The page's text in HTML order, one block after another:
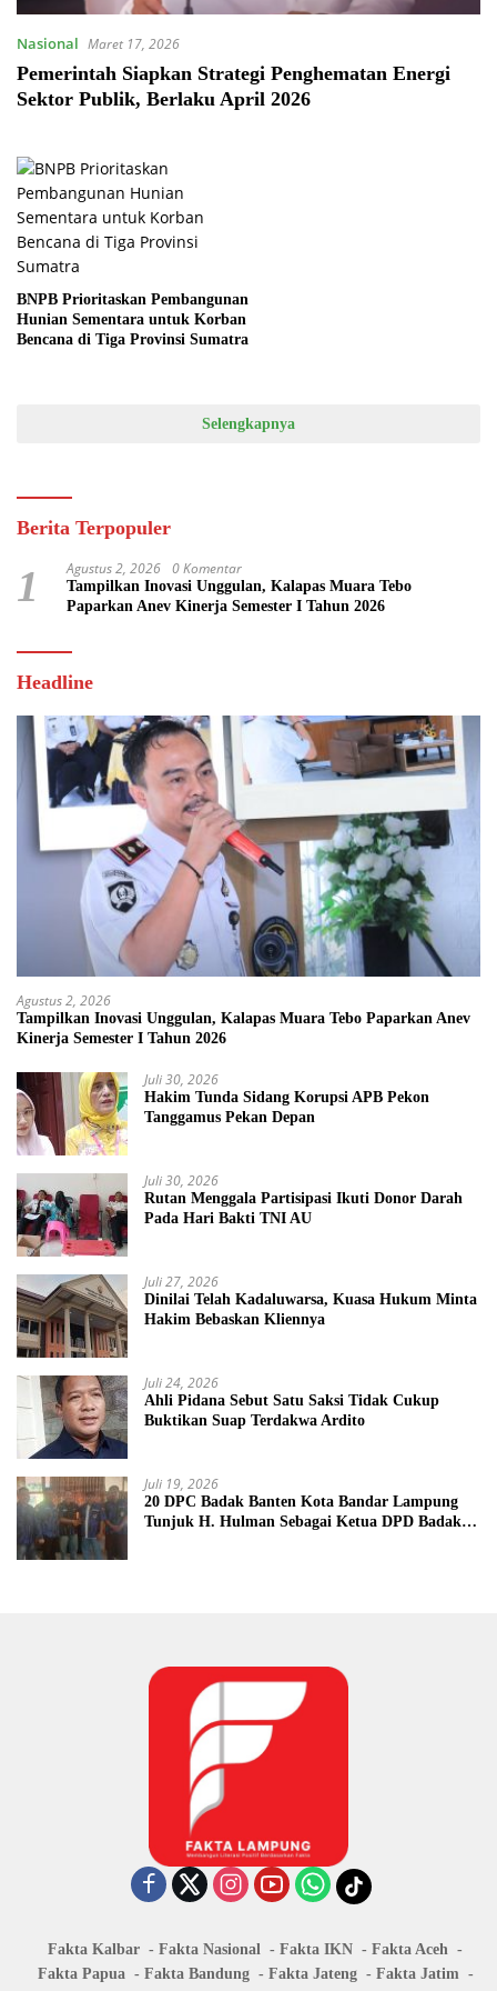
Nasional Maret 17, 2026
Pemerintah Siapkan Strategi Penghematan Energi
Sektor Publik, Berlaku April 2026
BNPB Prioritaskan Pembangunan
Hunian Sementara untuk Korban
Bencana di Tiga Provinsi Sumatra
Selengkapnya
Berita Terpopuler
1 Agustus 2, 2026 0 Komentar
Tampilkan Inovasi Unggulan, Kalapas Muara Tebo
Paparkan Anev Kinerja Semester I Tahun 2026
Headline
Agustus 2, 2026
Tampilkan Inovasi Unggulan, Kalapas Muara Tebo Paparkan Anev
Kinerja Semester I Tahun 2026
Juli 30, 2026
Hakim Tunda Sidang Korupsi APB Pekon
Tanggamus Pekan Depan
Juli 30, 2026
Rutan Menggala Partisipasi Ikuti Donor Darah
Pada Hari Bakti TNI AU
Juli 27, 2026
Dinilai Telah Kadaluwarsa, Kuasa Hukum Minta
Hakim Bebaskan Kliennya
Juli 24, 2026
Ahli Pidana Sebut Satu Saksi Tidak Cukup
Buktikan Suap Terdakwa Ardito
Juli 19, 2026
20 DPC Badak Banten Kota Bandar Lampung
Tunjuk H. Hulman Sebagai Ketua DPD Badak
Fakta Kalbar Fakta Nasional Fakta IKN
Fakta Aceh
Fakta Papua
Fakta Bandung Fakta Jateng
Fakta Jatim